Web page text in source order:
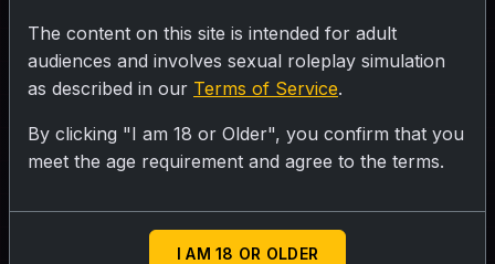
SUBMIT RATING
राधा के हिन्दू औरत हे राधा 38 सल की हे राधा की गांड
The content on this site is intended for adult
audiences and involves sexual roleplay simulation
as described in our Terms of Service.
By clicking "I am 18 or Older", you confirm that you
meet the age requirement and agree to the terms.
I AM 18 OR OLDER